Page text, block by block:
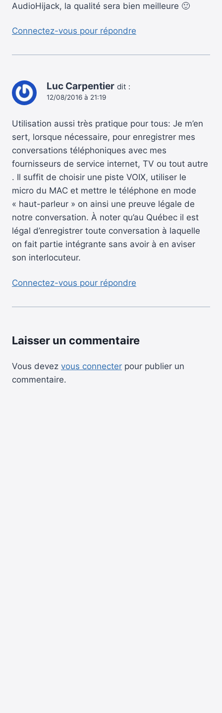
AudioHijack, la qualité sera bien meilleure 🙂
Connectez-vous pour répondre
Luc Carpentier dit :
12/08/2016 à 21:19
Utilisation aussi très pratique pour tous: Je m’en
sert, lorsque nécessaire, pour enregistrer mes
conversations téléphoniques avec mes
fournisseurs de service internet, TV ou tout autre
. Il suffit de choisir une piste VOIX, utiliser le
micro du MAC et mettre le téléphone en mode
« haut-parleur » on ainsi une preuve légale de
notre conversation. À noter qu’au Québec il est
légal d’enregistrer toute conversation à laquelle
on fait partie intégrante sans avoir à en aviser
son interlocuteur.
Connectez-vous pour répondre
Laisser un commentaire
Vous devez vous connecter pour publier un
commentaire.